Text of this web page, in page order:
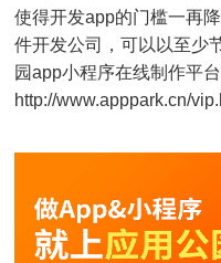
使得开发app的门槛一再
件开发公司，可以以至少
园app小程序在线制作平
http://www.apppark.cn/